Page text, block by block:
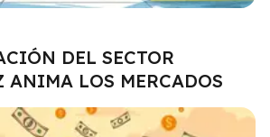
DEL SECTOR
ANIMA LOS MERCADOS